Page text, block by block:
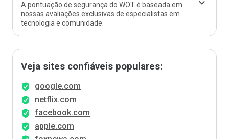
A pontuação de segurança do WOT é baseada em
nossas avaliações exclusivas de especialistas em
tecnologia e comunidade.
Veja sites confiáveis populares:
google.com
netflix.com
facebook.com
apple.com